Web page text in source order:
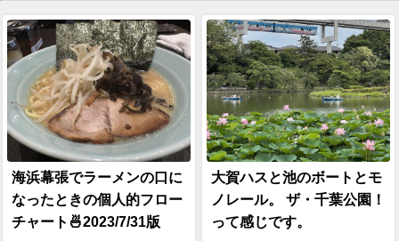
海浜幕張でラーメンの口に
なったときの個人的フロー
チャート🍜2023/7/31版
大賀ハスと池のボートとモ
ノレール。 ザ・千葉公園！
って感じです。